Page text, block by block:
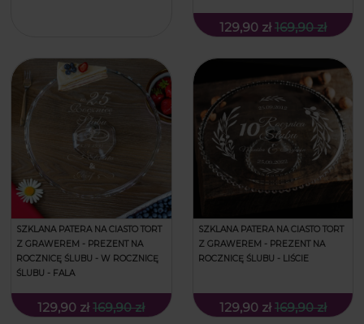
129,90 zł 169,90 zł
SZKLANA PATERA NA CIASTO TORT
Z GRAWEREM - PREZENT NA
ROCZNICĘ ŚLUBU - W ROCZNICĘ
ŚLUBU - FALA
129,90 zł 169,90 zł
SZKLANA PATERA NA CIASTO TORT
Z GRAWEREM - PREZENT NA
ROCZNICĘ ŚLUBU - LIŚCIE
129,90 zł 169,90 zł